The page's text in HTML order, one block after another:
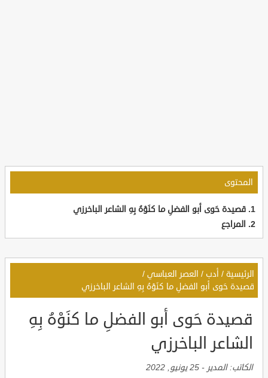
المحتوى
قصيدة حَوى أبو الفضلِ ما كنَوْهُ بِهِ الشاعر الباخرزي
المراجع
الرئيسية / أدب / العصر العباسي /
قصيدة حَوى أبو الفضلِ ما كنَوْهُ بِهِ الشاعر الباخرزي
قصيدة حَوى أبو الفضلِ ما كنَوْهُ بِهِ
الشاعر الباخرزي
الكاتب:المدير - 25 يونيو, 2022